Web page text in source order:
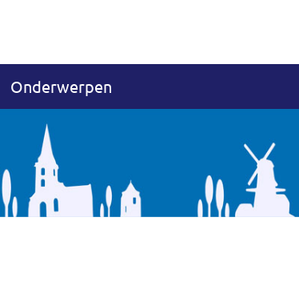
Onderwerpen